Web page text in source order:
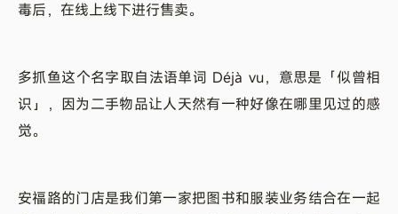
毒后，在线上线下进行售卖。
多抓鱼这个名字取自法语单词 Déjà vu，意思是「似曾相
识」，因为二手物品让人天然有一种好像在哪里见过的感
觉。
安福路的门店是我们第一家把图书和服装业务结合在一起